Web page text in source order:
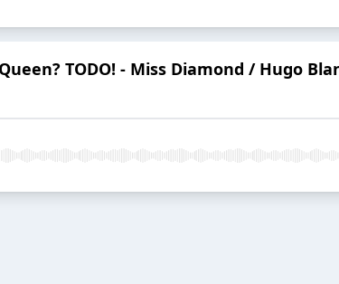
TODO! - Miss Diamond / Hugo